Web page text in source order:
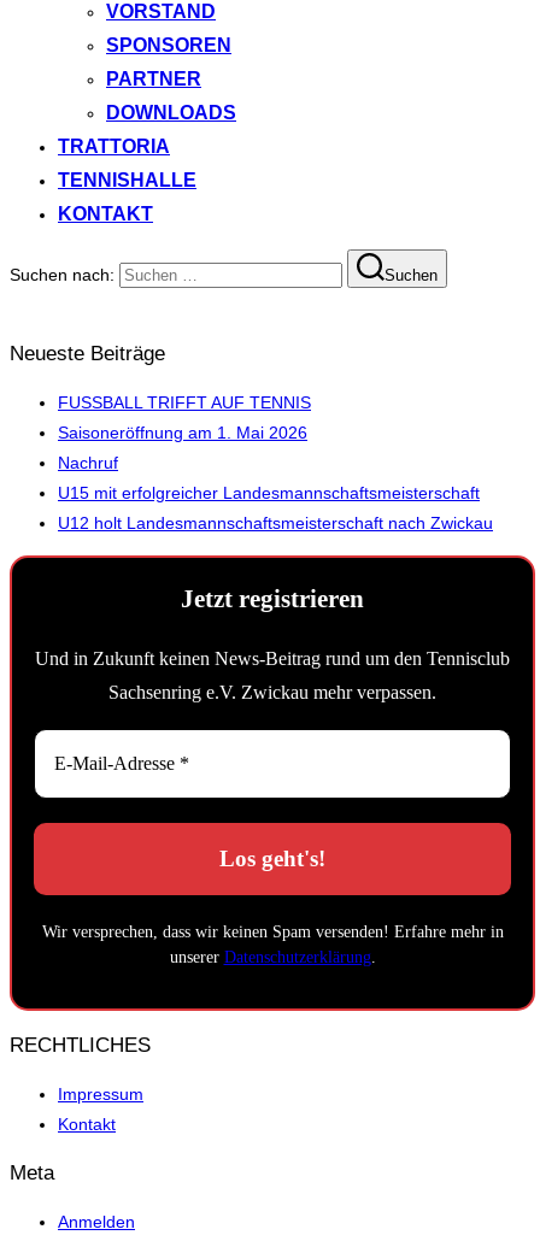
VORSTAND
SPONSOREN
PARTNER
DOWNLOADS
TRATTORIA
TENNISHALLE
KONTAKT
Suchen nach: Suchen
Neueste Beiträge
FUSSBALL TRIFFT AUF TENNIS
Saisoneröffnung am 1. Mai 2026
Nachruf
U15 mit erfolgreicher Landesmannschaftsmeisterschaft
U12 holt Landesmannschaftsmeisterschaft nach Zwickau
Jetzt registrieren
Und in Zukunft keinen News-Beitrag rund um den Tennisclub
Sachsenring e.V. Zwickau mehr verpassen.
Wir versprechen, dass wir keinen Spam versenden! Erfahre mehr in
unserer Datenschutzerklärung.
RECHTLICHES
Impressum
Kontakt
Meta
Anmelden